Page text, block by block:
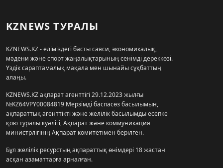
KZNEWS ТУРАЛЫ
KZNEWS.KZ - еліміздегі басты саяси, экономикалық,
мәдени және спорт жаңалықтарының сенімді дереккөзі.
Үздік сараптамалық мақала мен шынайы сұқбаттың
алаңы.
KZNEWS.KZ ақпарат агенттігі 29.12.2023 жылғы
№KZ64VPY00084819 Мерзімді баспасөз басылымын,
ақпараттық агенттікті және желілік басылымды есепке
қою туралы куәлігі, Ақпарат және коммуникация
министрлігінің Ақпарат комитетімен берілген.
Бұл желілік ресурстың ақпараттық өнімдері 18 жастан
асқан азаматтарға арналған.